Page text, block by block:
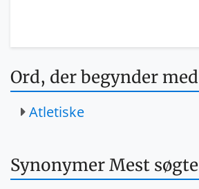
Ord, der begynder
Atletiske
Synonymer Mest søgte